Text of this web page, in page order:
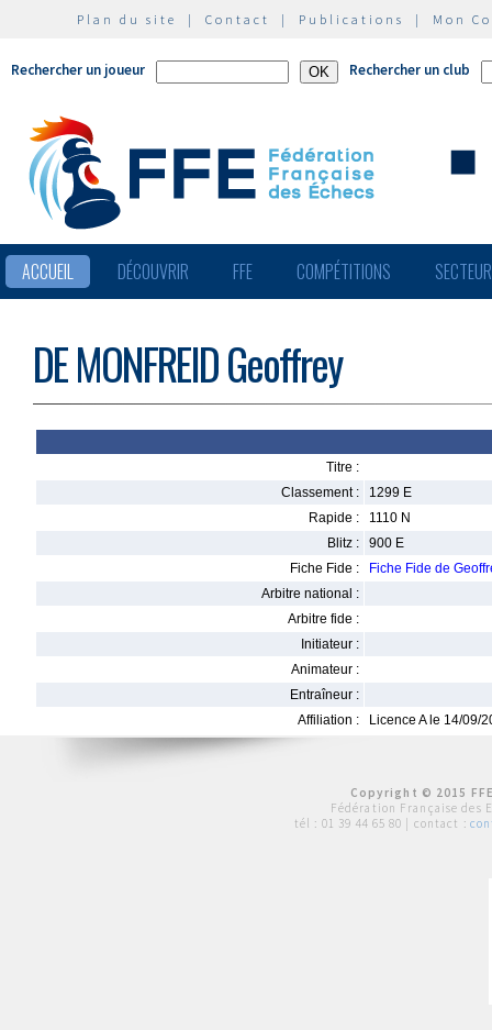
Plan du site | Contact | Publications | Mon
Rechercher un joueur Rechercher un club
ACCUEIL DÉCOUVRIR FFE COMPÉTITIONS
DE MONFREID Geoffrey
Titre :
Classement :
1299 E
Rapide :
1110 N
Blitz :
900 E
Fiche Fide :
Fiche Fide de
Arbitre national :
Arbitre fide :
Initiateur :
Animateur :
Entraîneur :
Affiliation :
Licence A le 14/09/
Copyright © 2015
Fédération Française des
tél : 01 39 44 65 80 | contact :